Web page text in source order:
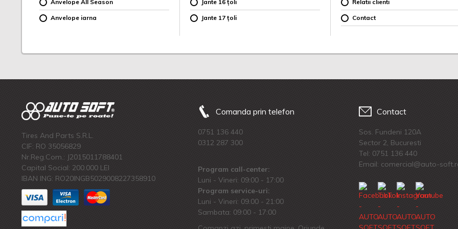
Anvelope All Season
Anvelope iarna
Jante 16 țoli
Jante 17 țoli
Relatii clienti
Contact
Tires And Parts S.R.L.
CIF: RO 35056829
Nr.Reg.Com.: J2015011788401
Capital Social: 200.000 LEI
IBAN ING: RO20INGB5029008227358910
Comanda prin telefon
0751 136 440
0312 287 300
Program call-center:
Luni - Vineri: 09:00 - 17:00
Program service-uri:
Luni - Vineri: 09.00 - 21:00
Sambata: 09:00 - 17:00
Contact
Sos. Fundeni 120A
Sector 2, Bucuresti
Tel: 0751 136 440
Email: comercial@auto-